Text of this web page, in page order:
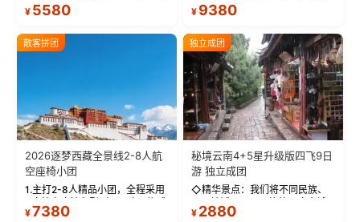
测 99%游客零高反 。 【贴心保
反根本不是事儿 ！ 【无人机航
拍】-雪山/圣湖/...
¥ 5580
萨，感受这座城与生俱来的与众
城堡寺院于一体的宏伟建筑，是
西藏最完整的古代...
¥ 9380
散客拼团
2026逐梦西藏全景线2-8人航
空座椅小团
1.主打2-8人精品小团，全程采用
9座航空座椅车型（360度环抱式
座舱），提供VIP级别的舒适出行
¥7380
独立成团
秘境云南4+5星升级版四飞9日
游 独立成团
◇精华景点：我们将不同民族、
不同地域、不同风格的三座古城
—【大理古城、丽江古城、香格
¥ 2880